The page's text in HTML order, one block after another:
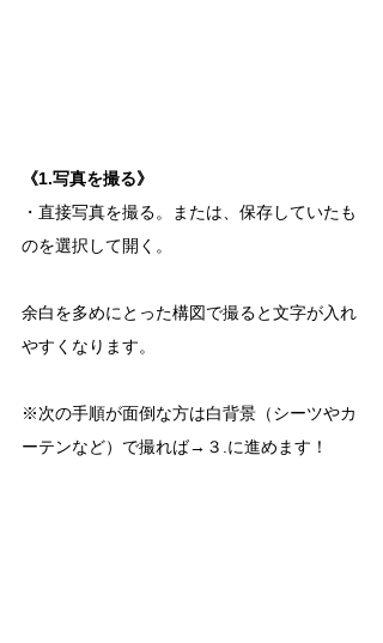
《1.写真を撮る》
・直接写真を撮る。または、保存していたも
のを選択して開く。
余白を多めにとった構図で撮ると文字が入れ
やすくなります。
※次の手順が面倒な方は白背景（シーツやカ
ーテンなど）で撮れば→３.に進めます！